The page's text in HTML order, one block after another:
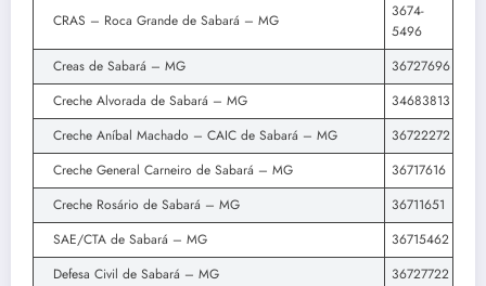
CRAS – Roca Grande de Sabará – MG
3674-
5496
Creas de Sabará – MG
36727696
Creche Alvorada de Sabará – MG
34683813
Creche Aníbal Machado – CAIC de Sabará – MG
36722272
Creche General Carneiro de Sabará – MG
36717616
Creche Rosário de Sabará – MG
36711651
SAE/CTA de Sabará – MG
36715462
Defesa Civil de Sabará – MG
36727722